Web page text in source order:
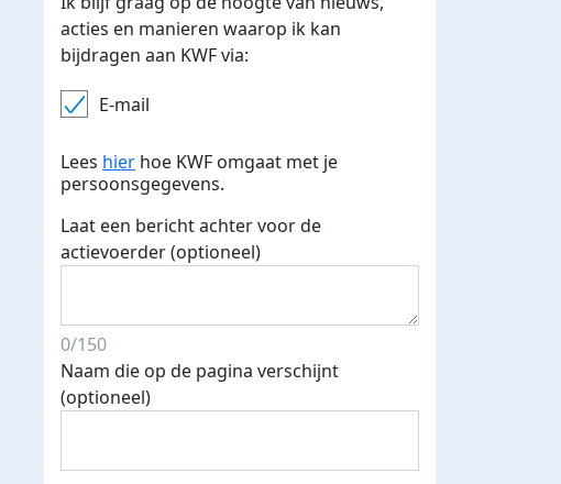
Eerste 5 donaties
acties en manieren waarop ik kan
bijdragen aan KWF via:
E-mail
Lees hier hoe KWF omgaat met je
persoonsgegevens.
Laat een bericht achter voor de
actievoerder (optioneel)
0/150
Naam die op de pagina verschijnt
(optioneel)